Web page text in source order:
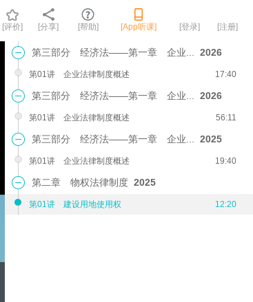
[评价] [分享] [帮助] [App听课] [登录] [注册]
第三部分 经济法——第一章 企业... 2026
17:40
第01讲 企业法律制度概述
第三部分 经济法——第一章 企业... 2026
56:11
第01讲 企业法律制度概述
第三部分 经济法——第一章 企业... 2025
19:40
第01讲 企业法律制度概述
第二章 物权法律制度 2025
12:20
第01讲 建设用地使用权